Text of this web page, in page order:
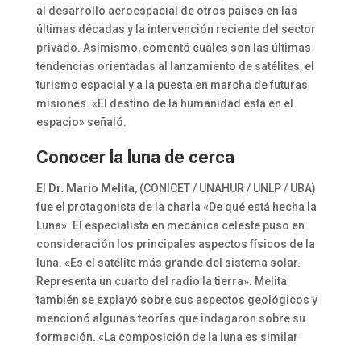
al desarrollo aeroespacial de otros países en las
últimas décadas y la intervención reciente del sector
privado. Asimismo, comentó cuáles son las últimas
tendencias orientadas al lanzamiento de satélites, el
turismo espacial y a la puesta en marcha de futuras
misiones. «El destino de la humanidad está en el
espacio» señaló.
Conocer la luna de cerca
El Dr. Mario Melita, (CONICET / UNAHUR / UNLP / UBA)
fue el protagonista de la charla «De qué está hecha la
Luna». El especialista en mecánica celeste puso en
consideración los principales aspectos físicos de la
luna. «Es el satélite más grande del sistema solar.
Representa un cuarto del radio la tierra». Melita
también se explayó sobre sus aspectos geológicos y
mencionó algunas teorías que indagaron sobre su
formación. «La composición de la luna es similar